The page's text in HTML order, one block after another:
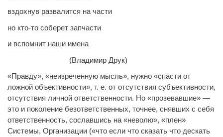
вздохнув развалится на части
но кто-то соберет запчасти
и вспомнит наши имена
(Владимир Друк)
«Правду», «неизреченную мысль», нужно «спасти от
ложной объективности», т. е. от отсутствия субъективности,
отсутствия личной ответственности. Но «прозевавшие» —
это и поколение безответственных, точнее, снявших с себя
ответственность, сославшись на «неволю», «плен»
Системы, Организации («что если что сказать что дескать